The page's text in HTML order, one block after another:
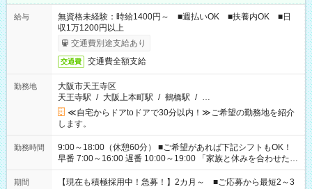
給与
無資格未経験：時給1400円～ ■週払いOK ■扶養内OK ■日
収1万1200円以上
交通費別途支給あり
交通費 交通費全額支給
勤務地
大阪市天王寺区
天王寺駅 / 大阪上本町駅 / 鶴橋駅 / …
≪自宅からドアtoドアで30分以内！≫ご希望の勤務地を紹介
します。
勤務時間
9:00～18:00（休憩60分） ■ご希望があれば下記シフトもOK！
早番 7:00～16:00 遅番 10:00～19:00 「家族と休みを合わせた
い」 「余裕を持って夕飯の準備がしたい」 「できれば残業はし
たくない」 など、ご希望を教えてくださいね。 ※Wワーク希望
期間
【現在も積極採用中！急募！】2カ月～ ■ご応募から最短2～3